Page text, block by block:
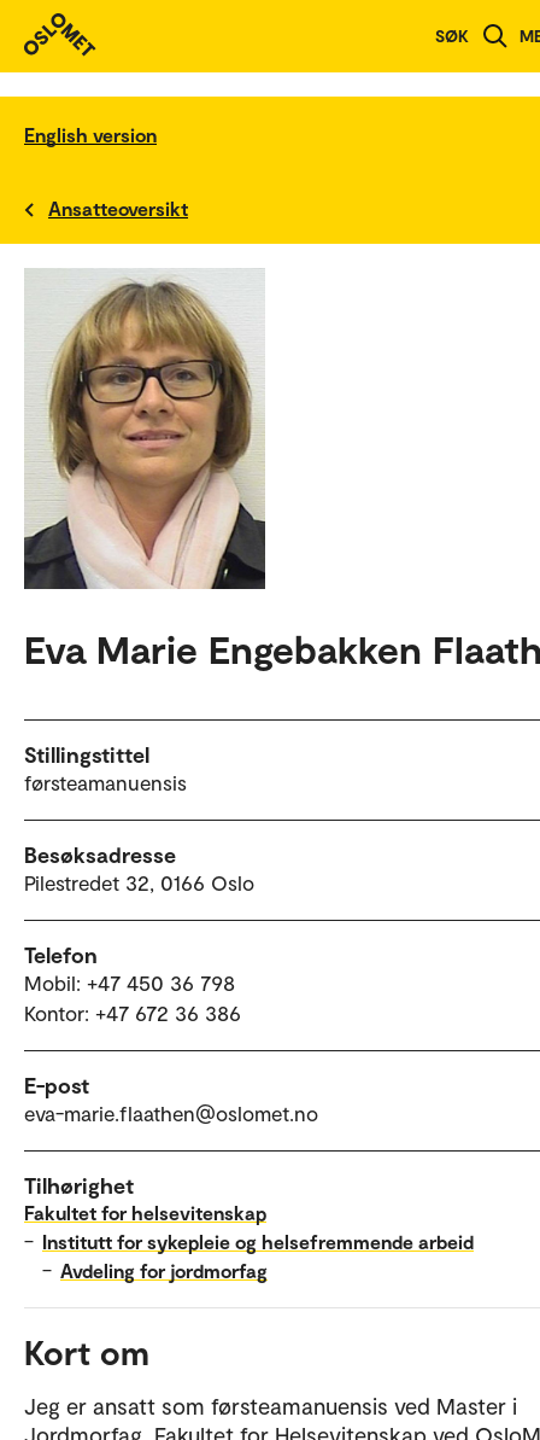
SØK
English version
Ansatteoversikt
Eva Marie Engebakken
Stillingstittel
førsteamanuensis
Besøksadresse
Pilestredet 32, 0166 Oslo
Telefon
Mobil: +47 450 36 798
Kontor: +47 672 36 386
E-post
eva-marie.flaathen@oslomet.no
Tilhørighet
Fakultet for helsevitenskap
– Institutt for sykepleie og helsefremmende arbeid
– Avdeling for jordmorfag
Kort om
Jeg er ansatt som førsteamanuensis ved Master i